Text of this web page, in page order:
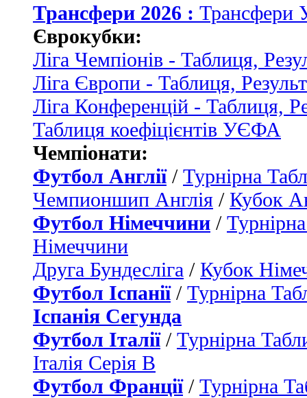
Трансфери 2026 : Трансфери
Єврокубки:
Ліга Чемпіонів - Таблиця,
Ліга Європи - Таблиця,
Ліга Конференцій - Таблиця,
Таблиця коефіцієнтів УЄФА
Чемпіонати:
Футбол Англії/ Турнірна
Чемпионшип Англія / Кубок
Футбол Німеччини /
Німеччини
Друга Бундесліга / Кубок
Футбол Іспанії/ Турнірна
Іспанія Сегунда
Футбол Італії/ Турнірна
Італія Серія B
Футбол Франції/ Турнірна